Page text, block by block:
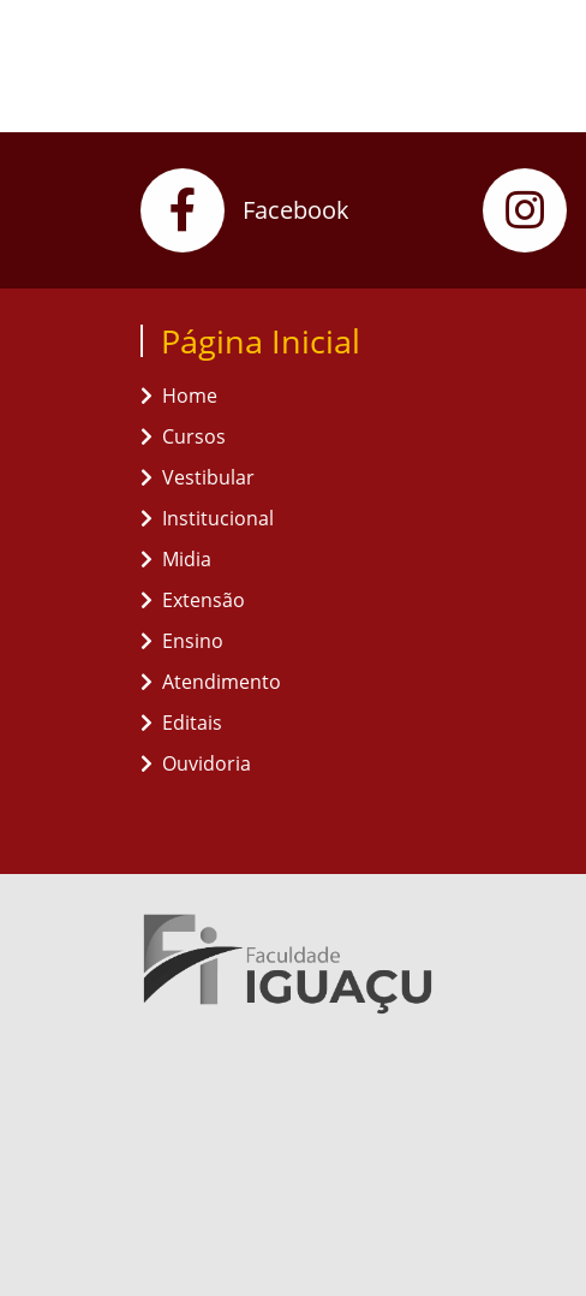
Facebook
Página Inicial
Home
Cursos
Vestibular
Institucional
Midia
Extensão
Ensino
Atendimento
Editais
Ouvidoria